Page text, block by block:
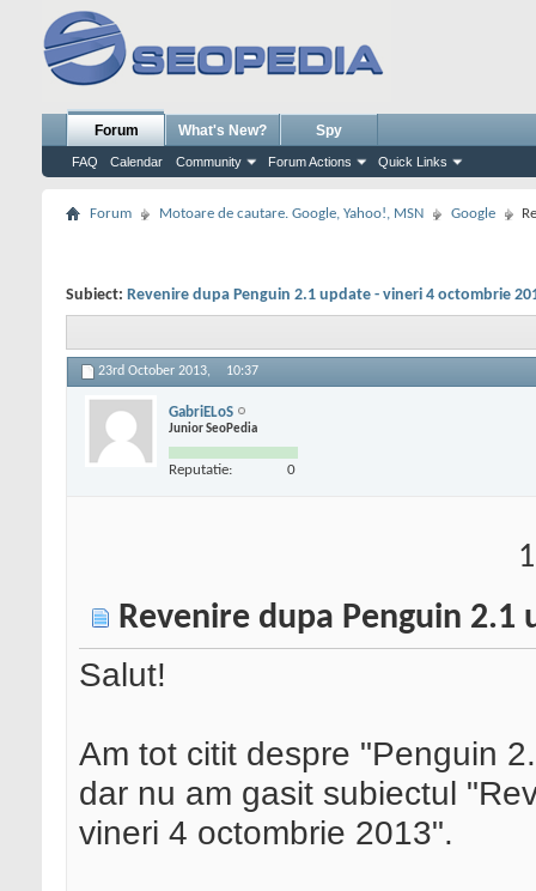
Forum
FAQ Calendar Community Forum Actions Quick Links
What's New? Spy
Forum Motoare de cautare. Google, Yahoo!, MSN Google
Subiect: Revenire dupa Penguin 2.1 update - vineri 4 octombrie
23rd October 2013, 10:37
GabriELoS
Junior SeoPedia
Reputatie: 0
Revenire dupa Penguin
Salut!
Am tot citit despre "Penguin
dar nu am gasit subiectul
vineri 4 octombrie 2013".